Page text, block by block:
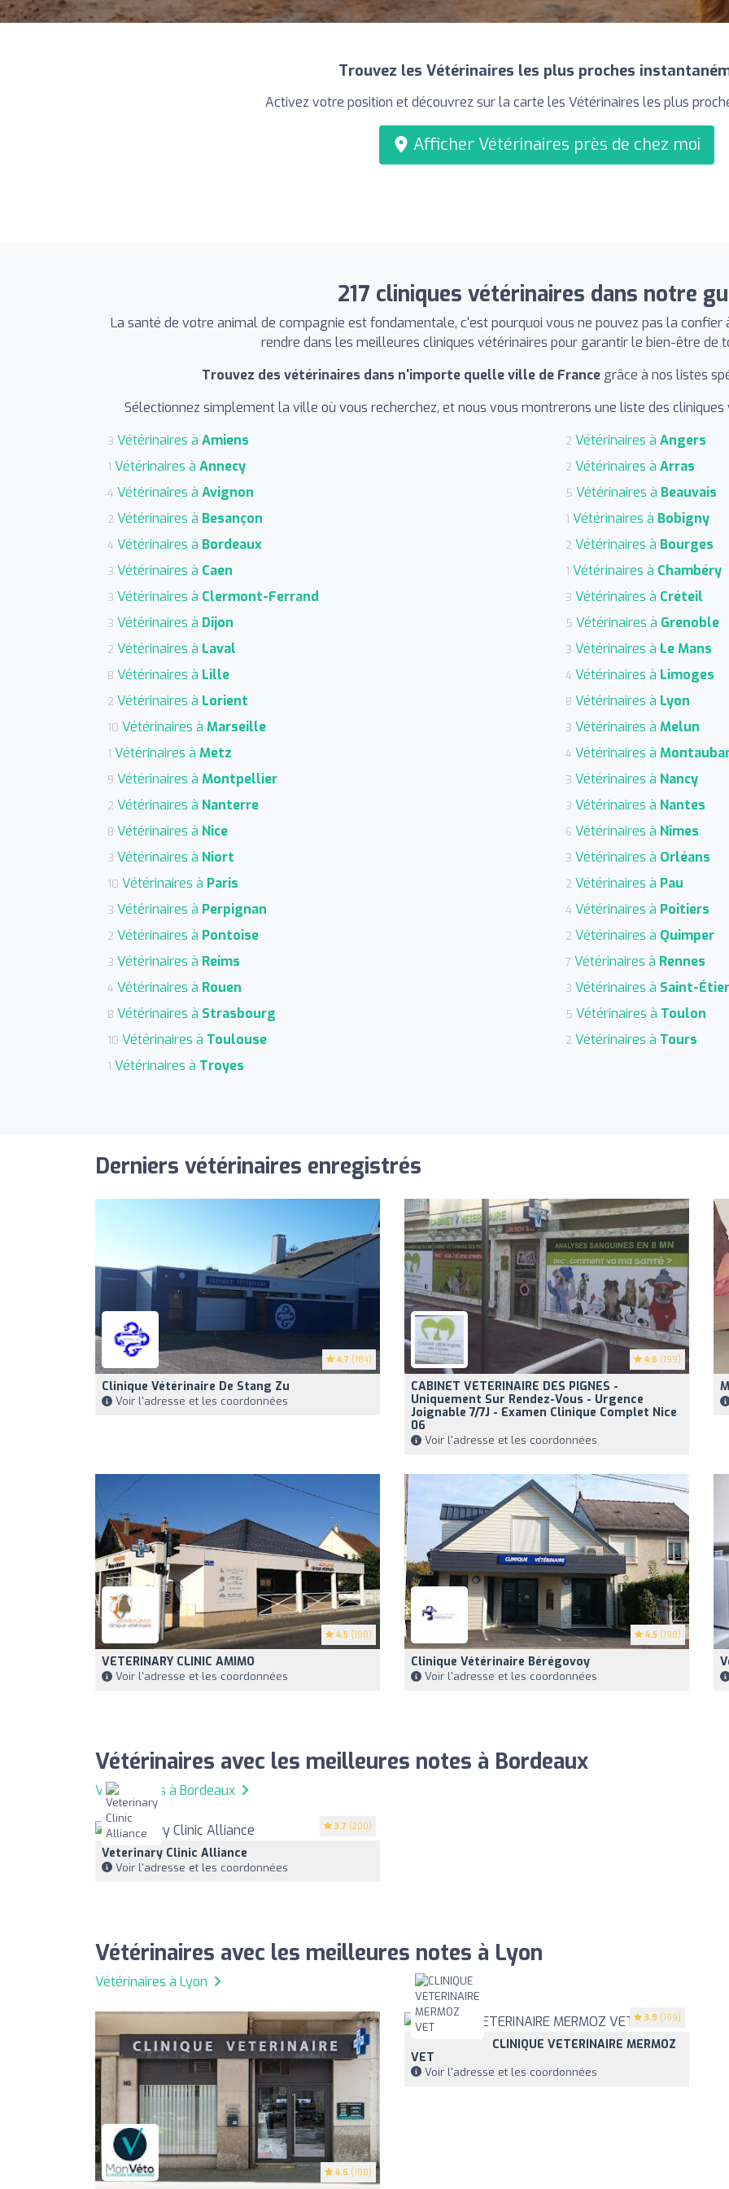
Trouvez les Vétérinaires les plus proches
Activez votre position et découvrez sur la carte les Vétérinaires les plus
Afficher Vétérinaires près de chez moi
217 cliniques vétérinaires dans notre
La santé de votre animal de compagnie est fondamentale, c'est pourquoi vous ne pouvez pas la
rendre dans les meilleures cliniques vétérinaires pour garantir le bien-être de
Trouvez des vétérinaires dans n'importe quelle ville de France grâce à nos listes
Sélectionnez simplement la ville où vous recherchez, et nous vous montrerons une liste des
3 Vétérinaires à Amiens 2 Vétérinaires à Angers
1 Vétérinaires à Annecy 2 Vétérinaires à Arras
4 Vétérinaires à Avignon 5 Vétérinaires à Beauvais
2 Vétérinaires à Besançon 1 Vétérinaires à Bobigny
4 Vétérinaires à Bordeaux 2 Vétérinaires à Bourges
3 Vétérinaires à Caen 1 Vétérinaires à Chambéry
3 Vétérinaires à Clermont-Ferrand 3 Vétérinaires à Créteil
3 Vétérinaires à Dijon 5 Vétérinaires à Grenoble
2 Vétérinaires à Laval 3 Vétérinaires à Le Mans
8 Vétérinaires à Lille 4 Vétérinaires à Limoges
2 Vétérinaires à Lorient 8 Vétérinaires à Lyon
10 Vétérinaires à Marseille 3 Vétérinaires à Melun
1 Vétérinaires à Metz 4 Vétérinaires à
9 Vétérinaires à Montpellier 3 Vétérinaires à Nancy
2 Vétérinaires à Nanterre 3 Vétérinaires à Nantes
8 Vétérinaires à Nice 6 Vétérinaires à Nîmes
3 Vétérinaires à Niort 3 Vétérinaires à Orléans
10 Vétérinaires à Paris 2 Vétérinaires à Pau
3 Vétérinaires à Perpignan 4 Vétérinaires à Poitiers
2 Vétérinaires à Pontoise 2 Vétérinaires à Quimper
3 Vétérinaires à Reims 7 Vétérinaires à Rennes
4 Vétérinaires à Rouen 3 Vétérinaires à Saint-
8 Vétérinaires à Strasbourg 5 Vétérinaires à Toulon
10 Vétérinaires à Toulouse 2 Vétérinaires à Tours
1 Vétérinaires à Troyes
Derniers vétérinaires enregistrés
4.7 (184)
Clinique Vétérinaire De Stang Zu
Voir l'adresse et les coordonnées
4.6 (199)
CABINET VETERINAIRE DES PIGNES -
Uniquement Sur Rendez-Vous - Urgence
Joignable 7/7J - Examen Clinique Complet Nice
06
Voir l'adresse et les coordonnées
4.5 (198)
VETERINARY CLINIC AMIMO
Voir l'adresse et les coordonnées
4.5 (198)
Clinique Vétérinaire Bérégovoy
Voir l'adresse et les coordonnées
Vétérinaires avec les meilleures notes à Bordeaux
Vétérinaires à Bordeaux
3.7 (200)
Veterinary Clinic Alliance
Voir l'adresse et les coordonnées
Vétérinaires avec les meilleures notes à Lyon
Vétérinaires à Lyon
4.6 (198)
3.9 (199)
CLINIQUE VETERINAIRE MERMOZ
VET
Voir l'adresse et les coordonnées